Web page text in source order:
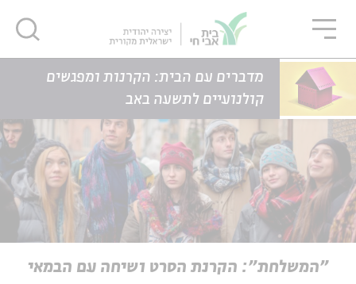
מדברים עם הבית: הקרנות ומפגשים
קולנועיים לתשעה באב
דף הבית אירועים
"המשלחת": הקרנת הסרט ושיחה עם הבמאי
סגור